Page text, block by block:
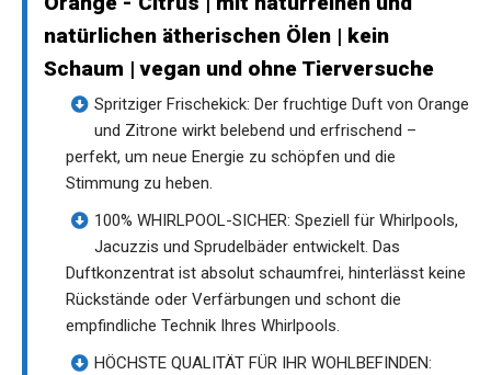
natürlichen ätherischen Ölen | kein
Schaum | vegan und ohne Tierversuche
Spritziger Frischekick: Der fruchtige Duft von Orange
und Zitrone wirkt belebend und erfrischend –
perfekt, um neue Energie zu schöpfen und die
Stimmung zu heben.
100% WHIRLPOOL-SICHER: Speziell für Whirlpools,
Jacuzzis und Sprudelbäder entwickelt. Das
Duftkonzentrat ist absolut schaumfrei, hinterlässt keine
Rückstände oder Verfärbungen und schont die
empfindliche Technik Ihres Whirlpools.
HÖCHSTE QUALITÄT FÜR IHR WOHLBEFINDEN: